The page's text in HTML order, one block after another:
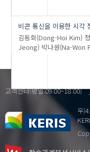
비콘 통신을 이용한 시각
김동회(Dong-Hoi Kim)
Jeong) 박나원(Na-Won
고객센터(평일:09:00~18:00)
우